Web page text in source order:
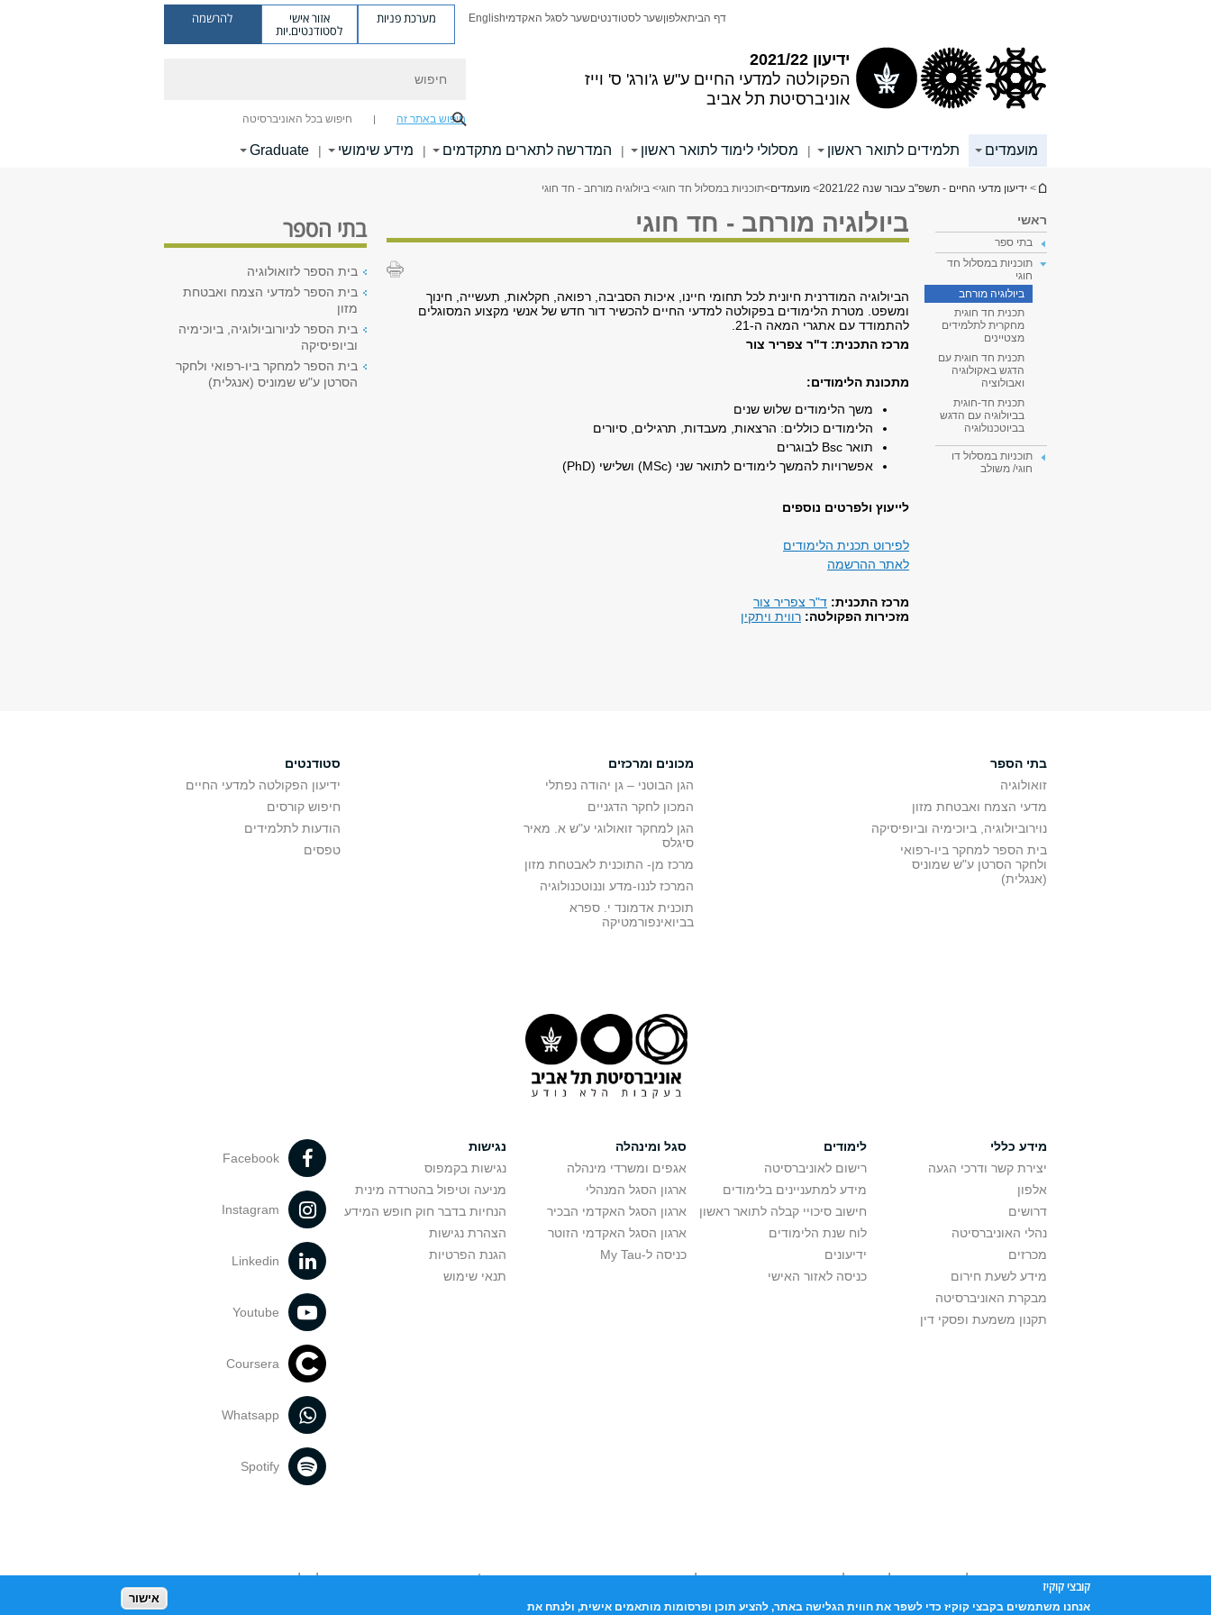
ידיעון 2021/22
הפקולטה למדעי החיים ע"ש ג'ורג' ס' וייז
אוניברסיטת תל אביב
דף הביתאלפוןשער לסטודנטיםשער לסגל האקדמיEnglish מערכת פניות אזור אישי
לסטודנטים.יות
להרשמה
חיפוש באתר זה חיפוש בכל האוניברסיטה
מועמדים תלמידים לתואר ראשון | מסלולי לימוד לתואר ראשון | המדרשה לתארים מתקדמים | מידע שימושי |
Graduate
הינך נמצא כאן
> ידיעון מדעי החיים - תשפ"ב עבור שנה 2021/22 > מועמדים>תוכניות במסלול חד חוגי> ביולוגיה מורחב - חד חוגי
ראשי
בתי ספר
תוכניות במסלול חד
חוגי
ביולוגיה מורחב
תכנית חד חוגית
מחקרית לתלמידים
מצטיינים
תכנית חד חוגית עם
הדגש באקולוגיה
ואבולוציה
תכנית חד-חוגית
בביולוגיה עם הדגש
בביוטכנולוגיה
תוכניות במסלול דו
חוגי/ משולב
ביולוגיה מורחב - חד חוגי
הביולוגיה המודרנית חיונית לכל תחומי חיינו, איכות הסביבה, רפואה, חקלאות, תעשייה, חינוך
ומשפט. מטרת הלימודים בפקולטה למדעי החיים להכשיר דור חדש של אנשי מקצוע המסוגלים
להתמודד עם אתגרי המאה ה-21.
מרכז התכנית: ד"ר צפריר צור
מתכונת הלימודים:
משך הלימודים שלוש שנים
הלימודים כוללים: הרצאות, מעבדות, תרגילים, סיורים
תואר Bsc לבוגרים
אפשרויות להמשך לימודים לתואר שני (MSc) ושלישי (PhD)
לייעוץ ולפרטים נוספים
לפירוט תכנית הלימודים
לאתר ההרשמה
מרכז התכנית: ד"ר צפריר צור
מזכירות הפקולטה: רווית ויתקין
בתי הספר
בית הספר לזואולוגיה
בית הספר למדעי הצמח ואבטחת
מזון
בית הספר לניורוביולוגיה, ביוכימיה
וביופיסיקה
בית הספר למחקר ביו-רפואי ולחקר
הסרטן ע"ש שמוניס (אנגלית)
בתי הספר
זואולוגיה
מדעי הצמח ואבטחת מזון
נוירוביולוגיה, ביוכימיה וביופיסיקה
בית הספר למחקר ביו-רפואי
ולחקר הסרטן ע"ש שמוניס
(אנגלית)
מכונים ומרכזים
הגן הבוטני – גן יהודה נפתלי
המכון לחקר הדגניים
הגן למחקר זואולוגי ע"ש א. מאיר
סיגלס
מרכז מן- התוכנית לאבטחת מזון
המרכז לננו-מדע וננוטכנולוגיה
תוכנית אדמונד י. ספרא
בביואינפורמטיקה
סטודנטים
ידיעון הפקולטה למדעי החיים
חיפוש קורסים
הודעות לתלמידים
טפסים
מידע כללי
יצירת קשר ודרכי הגעה
אלפון
דרושים
נהלי האוניברסיטה
מכרזים
מידע לשעת חירום
מבקרת האוניברסיטה
תקנון משמעת ופסקי דין
לימודים
רישום לאוניברסיטה
מידע למתעניינים בלימודים
חישוב סיכויי קבלה לתואר ראשון
לוח שנת הלימודים
ידיעונים
כניסה לאזור האישי
סגל ומינהלה
אגפים ומשרדי מינהלה
ארגון הסגל המנהלי
ארגון הסגל האקדמי הבכיר
ארגון הסגל האקדמי הזוטר
כניסה ל-My Tau
נגישות
נגישות בקמפוס
מניעה וטיפול בהטרדה מינית
הנחיות בדבר חוק חופש המידע
הצהרת נגישות
הגנת הפרטיות
תנאי שימוש
Facebook
Instagram
Linkedin
Youtube
Coursera
Whatsapp
Spotify
אוניברסיטת תל אביב עושה כל מאמץ לכבד זכויות יוצרים. אם בבעלותך זכויות יוצרים בתכנים שנמצאים פה ו/או השימוש שנעשה בתכנים אלה לדעתך מפר זכויות
שנעשה בתכנים אלה לדעתך מפר זכויותקובצי קוקיז
אנחנו משתמשים בקבצי קוקיז כדי לשפר את חווית הגלישה באתר, להציע תוכן ופרסומות מותאמים אישית, ולנתח את
אישור